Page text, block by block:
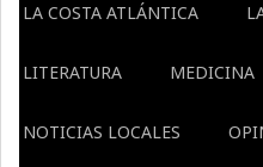
LA COSTA ATLÁNTICA
LITERATURA MEDICINA
NOTICIAS LOCALES